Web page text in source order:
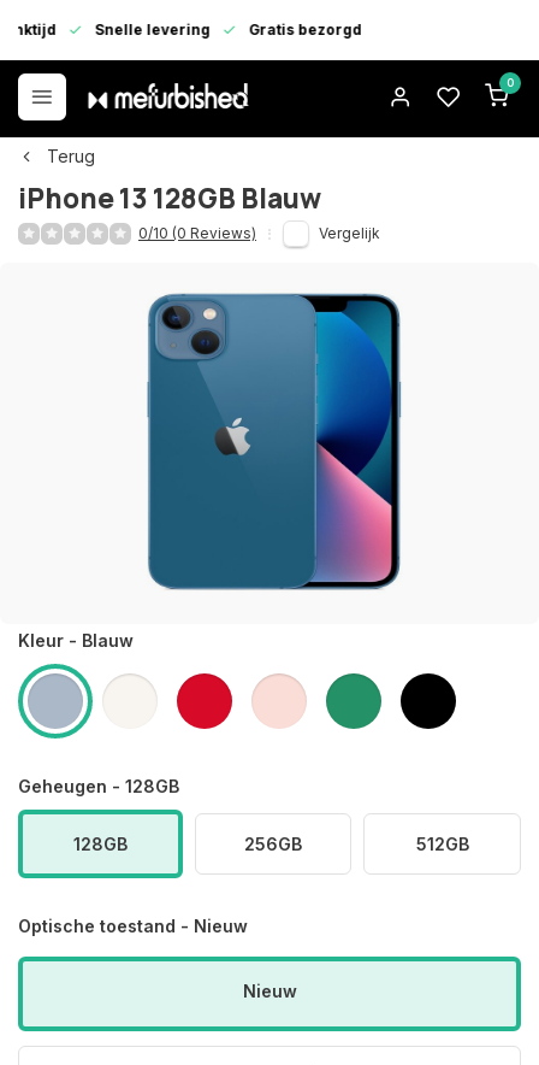
Snelle levering Gratis bezorgd
0
Terug
iPhone 13 128GB Blauw
0/10 (0 Reviews) Vergelijk
Kleur - Blauw
Geheugen - 128GB
128GB 256GB 512GB
Optische toestand - Nieuw
Nieuw